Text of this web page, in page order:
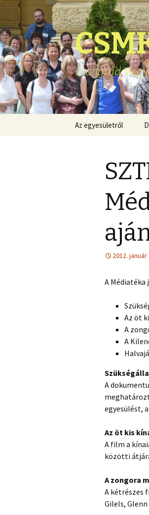
Csongrád
Az egyesületről
2012.
A Médiatéka
Az öt
A
A
A
egyesülést,
Az öt kis
A film a
közötti
A zongora
A kétrészes
Gilels,